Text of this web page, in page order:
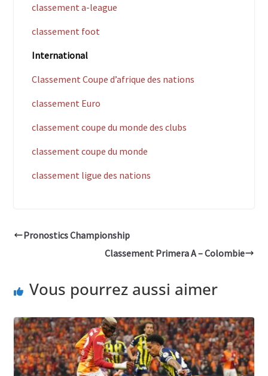
classement a-league
classement foot
International
Classement Coupe d’afrique des nations
classement Euro
classement coupe du monde des clubs
classement coupe du monde
classement ligue des nations
Pronostics Championship
Classement Primera A – Colombie
Vous pourrez aussi aimer